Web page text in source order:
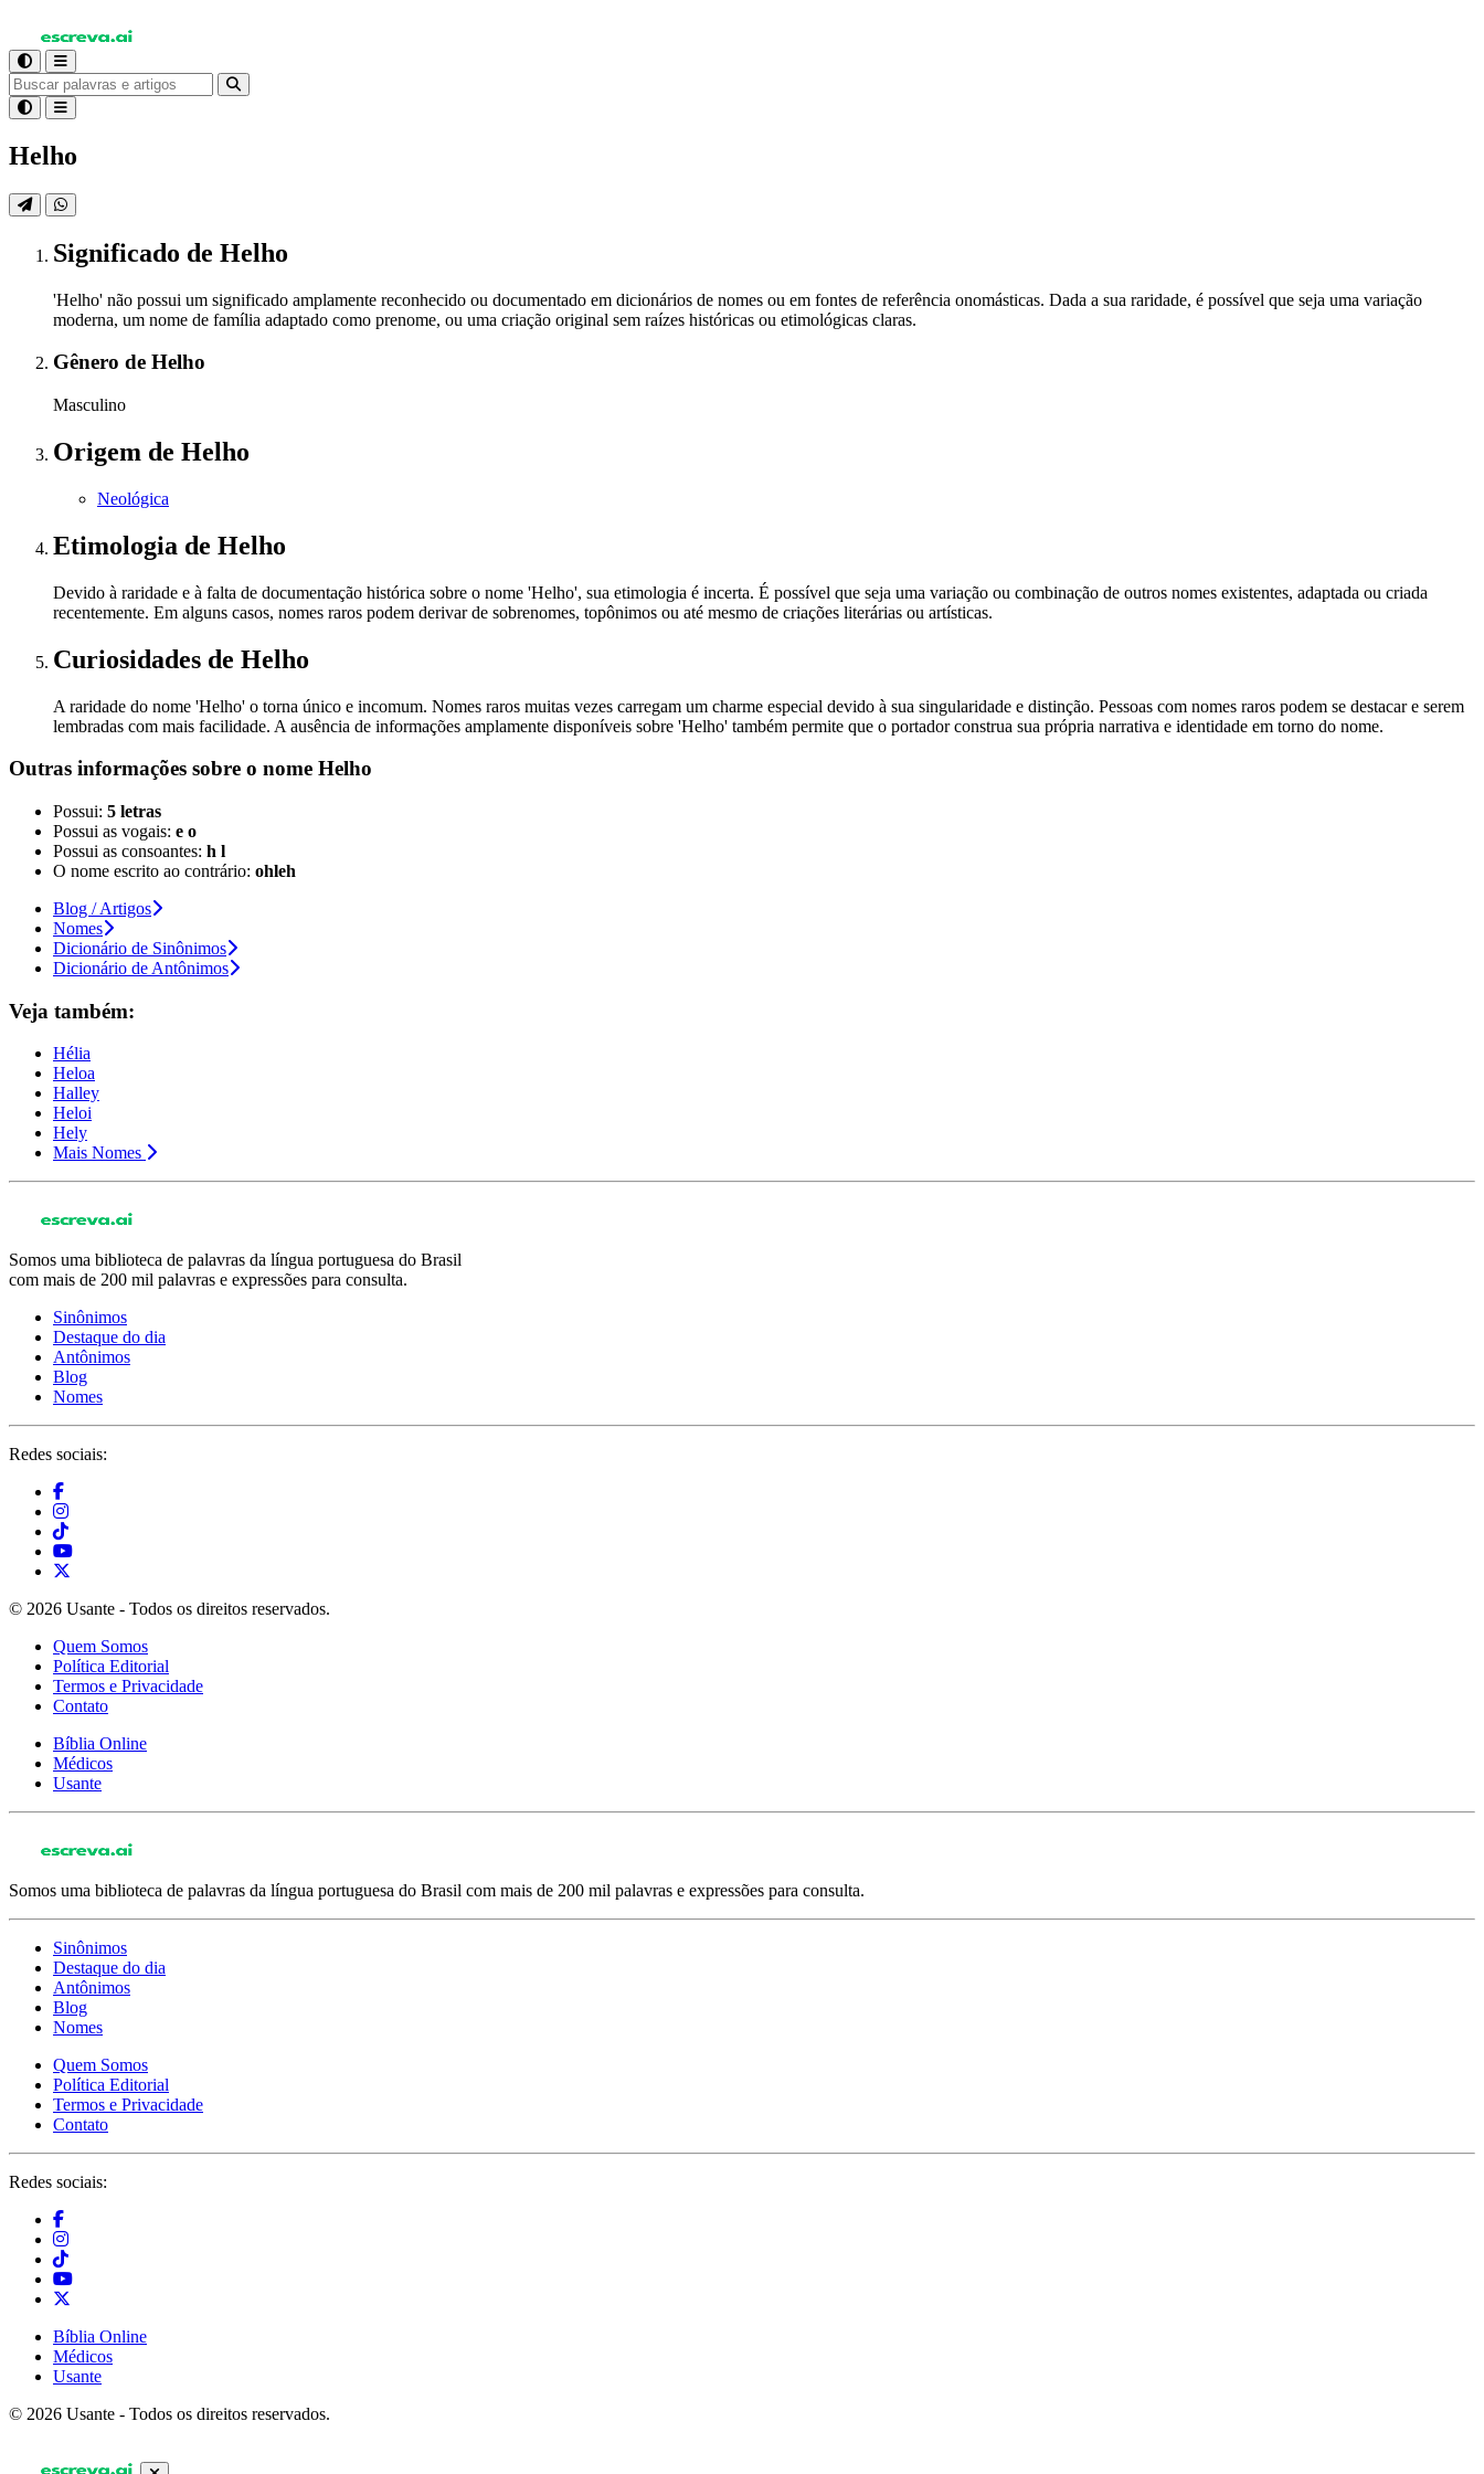
Helho
Significado de Helho
'Helho' não possui um significado amplamente reconhecido ou documentado em dicionários de nomes ou em fontes de referência onomásticas. Dada a sua raridade, é possível que seja uma variação
moderna, um nome de família adaptado como prenome, ou uma criação original sem raízes históricas ou etimológicas claras.
Gênero de Helho
Masculino
Origem de Helho
Neológica
Etimologia de Helho
Devido à raridade e à falta de documentação histórica sobre o nome 'Helho', sua etimologia é incerta. É possível que seja uma variação ou combinação de outros nomes existentes, adaptada ou criada
recentemente. Em alguns casos, nomes raros podem derivar de sobrenomes, topônimos ou até mesmo de criações literárias ou artísticas.
Curiosidades de Helho
A raridade do nome 'Helho' o torna único e incomum. Nomes raros muitas vezes carregam um charme especial devido à sua singularidade e distinção. Pessoas com nomes raros podem se destacar e serem
lembradas com mais facilidade. A ausência de informações amplamente disponíveis sobre 'Helho' também permite que o portador construa sua própria narrativa e identidade em torno do nome.
Outras informações sobre o nome Helho
Possui: 5 letras
Possui as vogais: e o
Possui as consoantes: h l
O nome escrito ao contrário: ohleh
Blog / Artigos
Nomes
Dicionário de Sinônimos
Dicionário de Antônimos
Veja também:
Hélia
Heloa
Halley
Heloi
Hely
Mais Nomes
Somos uma biblioteca de palavras da língua portuguesa do Brasil
com mais de 200 mil palavras e expressões para consulta.
Sinônimos
Destaque do dia
Antônimos
Blog
Nomes
Redes sociais:
© 2026 Usante - Todos os direitos reservados.
Quem Somos
Política Editorial
Termos e Privacidade
Contato
Bíblia Online
Médicos
Usante
Somos uma biblioteca de palavras da língua portuguesa do Brasil com mais de 200 mil palavras e expressões para consulta.
Sinônimos
Destaque do dia
Antônimos
Blog
Nomes
Quem Somos
Política Editorial
Termos e Privacidade
Contato
Redes sociais:
Bíblia Online
Médicos
Usante
© 2026 Usante - Todos os direitos reservados.